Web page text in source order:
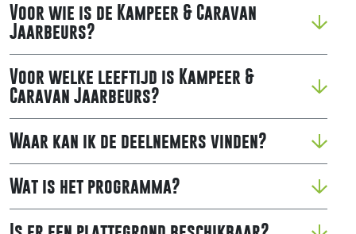
Voor wie is de Kampeer & Caravan
Jaarbeurs?
Voor welke leeftijd is Kampeer &
Caravan Jaarbeurs?
Waar kan ik de deelnemers vinden?
Wat is het programma?